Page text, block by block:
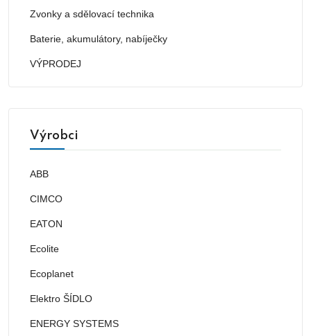
Zvonky a sdělovací technika
Baterie, akumulátory, nabíječky
VÝPRODEJ
Výrobci
ABB
CIMCO
EATON
Ecolite
Ecoplanet
Elektro ŠÍDLO
ENERGY SYSTEMS